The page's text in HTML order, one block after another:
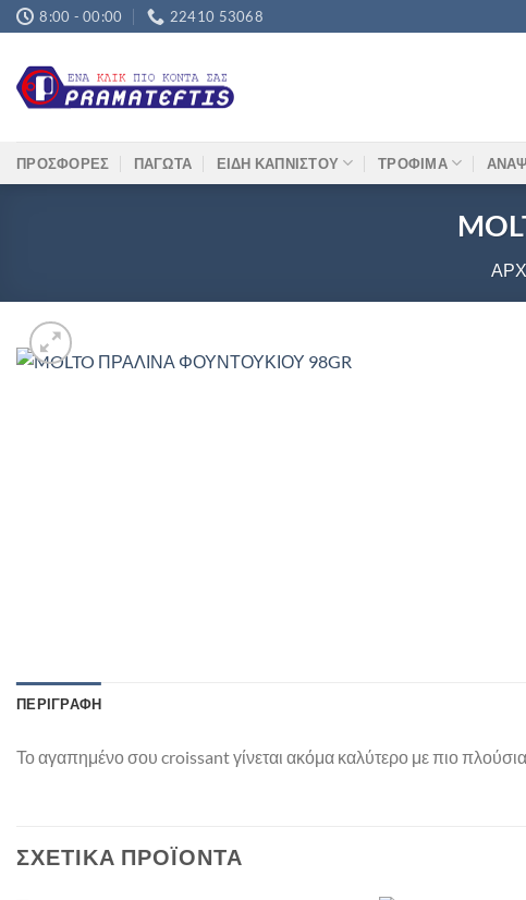
Μετάβαση
στο
περιεχόμενο
8:00 - 00:00 22410 53068
ΠΡΟΣΦΟΡΕΣ ΠΑΓΩΤΑ ΕΙΔΗ ΚΑΠΝΙΣΤΟΥ ΤΡΟΦΙΜΑ
ΠΕΡΙΓΡΑΦΉ
Το αγαπημένο σου croissant γίνεται ακόμα καλύτερο με πιο
ΣΧΕΤΙΚΆ ΠΡΟΪΌΝΤΑ